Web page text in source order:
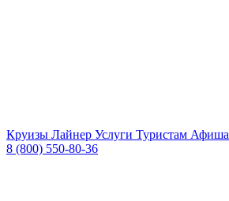
Круизы Лайнер Услуги Туристам Афиша
8 (800) 550-80-36